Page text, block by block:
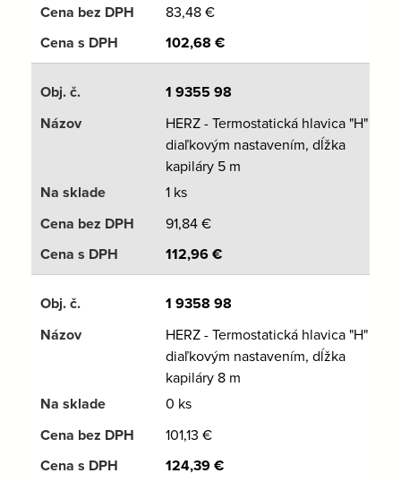
83,48€
102,68 €
1 9355 98
HERZ - Termostatická hlavica "H" s
diaľkovým nastavením, dĺžka
kapiláry 5 m
1 ks
91,84€
112,96€
1 9358 98
HERZ - Termostatická hlavica "H" s
diaľkovým nastavením, dĺžka
kapiláry 8 m
0 ks
101,13 €
124,39€